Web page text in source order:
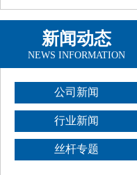
新闻动态
NEWS INFORMATION
公司新闻
行业新闻
丝杆专题